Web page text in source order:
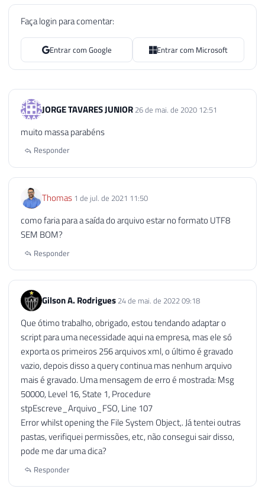
109
110
111
113
116
117
118
119
120
121
122
123
124
125
126
128
129
130
131
132
133
134
END
EXECUTE sp_OADestroy
@objTextStream
@objTextStream
-- Desabilitando o OLE Automation
BEGIN
RECONFIGURE WITH OVERRIDE
END
END
Faça login para comentar:
Entrar com Google Entrar com Microsoft
JORGE TAVARES JUNIOR 26 de mai. de 2020 12:51
muito massa parabéns
Responder
Thomas 1 de jul. de 2021 11:50
como faria para a saída do arquivo estar no formato UTF8
SEM BOM?
Responder
Gilson A. Rodrigues 24 de mai. de 2022 09:18
Que ótimo trabalho, obrigado, estou tendando adaptar o
script para uma necessidade aqui na empresa, mas ele só
exporta os primeiros 256 arquivos xml, o último é gravado
vazio, depois disso a query continua mas nenhum arquivo
mais é gravado. Uma mensagem de erro é mostrada: Msg
50000, Level 16, State 1, Procedure
stpEscreve_Arquivo_FSO, Line 107
Error whilst opening the File System Object,. Já tentei outras
pastas, verifiquei permissões, etc, não consegui sair disso,
pode me dar uma dica?
Responder